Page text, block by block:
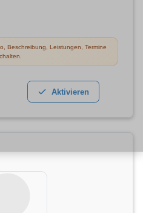
Beschreibung, Leistungen, Termine
Aktivieren